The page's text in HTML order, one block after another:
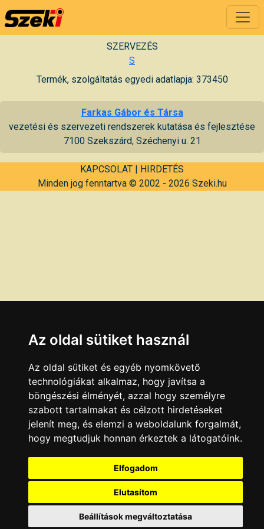
SZERVEZÉS
S
Termék, szolgáltatás egyedi adatlapja: 373450
Farkas Gábor és Társa
vezetési és szervezeti rendszerek kutatása és fejlesztése
7100 Szekszárd, Széchenyi u. 21
KAPCSOLAT | HIRDETÉS
Minden jog fenntartva © 2002 - 2026 Szeki.hu
Az oldal sütiket használ
Az oldal sütiket és egyéb nyomkövető
technológiákat alkalmaz, hogy javítsa a
böngészési élményét, azzal hogy személyre
szabott tartalmakat és célzott hirdetéseket
jelenít meg, és elemzi a weboldalunk forgalmát,
hogy megtudjuk honnan érkeztek a látogatóink.
Elfogadom
Elutasítom
Beállítások megváltoztatása